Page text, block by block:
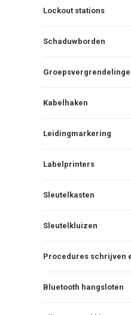
Lockout stations
Schaduwborden
Kabelhaken
Leidingmarkering
Labelprinters
Sleutelkasten
Sleutelkluizen
Procedures schrijven
Bluetooth hangsloten